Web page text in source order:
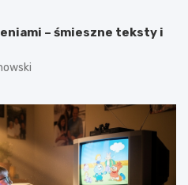
– śmieszne teksty i